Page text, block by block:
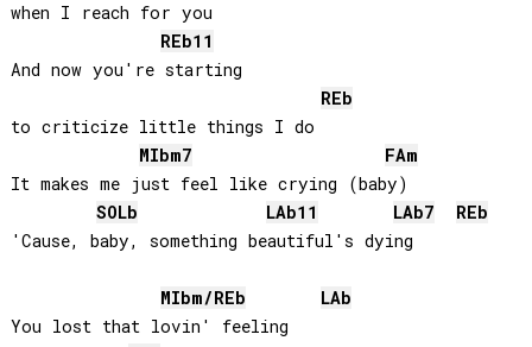
when I reach for you
REb11
And now you're starting
REb
to criticize little things I do
MIbm7 FAm
It makes me just feel like crying (baby)
SOLb
LAb11 LAb7
REb
'Cause, baby, something beautiful's dying
MIbm/REb
LAb
You lost that lovin' feeling